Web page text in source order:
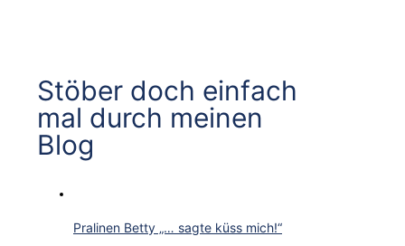
Stöber doch einfach
mal durch meinen
Blog
Pralinen Betty „… sagte küss mich!“